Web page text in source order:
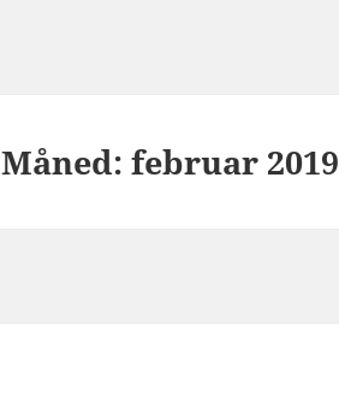
Måned:februar 2019